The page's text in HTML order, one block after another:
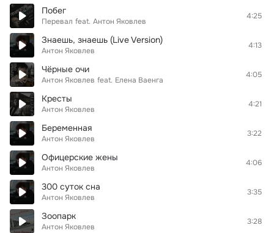
Побег
Перевал feat. Антон Яковлев
4:25
Знаешь, знаешь (Live Version)
Антон Яковлев
4:13
Чёрные очи
Антон Яковлев feat. Елена Ваенга
4:05
Кресты
Антон Яковлев
4:21
Беременная
Антон Яковлев
3:22
Офицерские жены
Антон Яковлев
4:06
300 суток сна
Антон Яковлев
3:35
Зоопарк
Антон Яковлев
3:28